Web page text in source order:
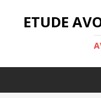
ETUDE